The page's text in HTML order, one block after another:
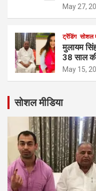
May 27,
ट्रेंडिंग सोशल
मुलायम
38 साल
May 15,
सोशल मीडिया